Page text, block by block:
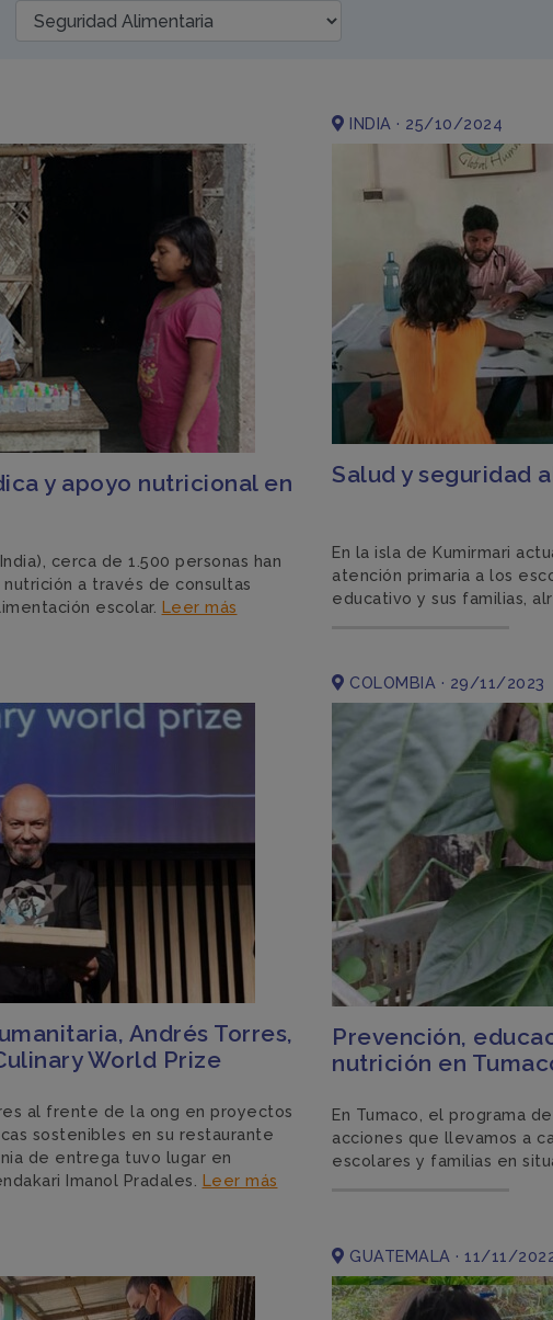
y apoyo nutricional en
cerca de 1.500 personas han
a través de consultas
escolar. Leer más
INDIA · 25/10/2024
Salud y seguridad
En la isla de Kumirmari
atención primaria a los
educativo y sus familias,
Andrés Torres,
World Prize
al frente de la ong en proyectos
sostenibles en su restaurante
de entrega tuvo lugar en
Imanol Pradales. Leer más
COLOMBIA · 29/11/2023
Prevención,
nutrición en
En Tumaco, el programa
acciones que llevamos a
escolares y familias en
GUATEMALA · 11/11/